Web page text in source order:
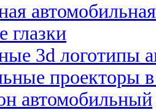
глазки
3d логотипы
проекторы
автомобильный